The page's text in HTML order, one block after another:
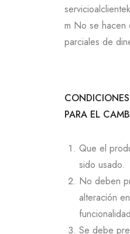
m No se hacen
parciales de
PARA EL
Que el
sido usado.
No deben
alteración
Se debe